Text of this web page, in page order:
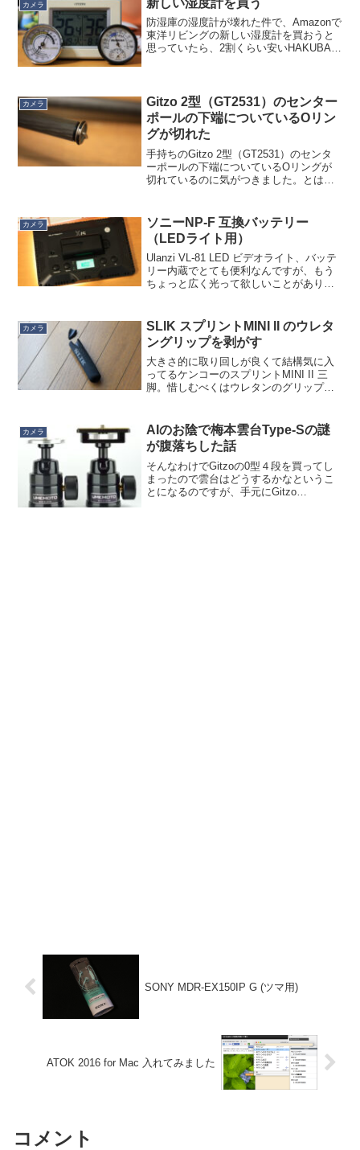
カメラ
防湿庫の湿度計が壊れた件で、Amazonで
東洋リビングの新しい湿度計を買おうと
思っていたら、2割くらい安いHAKUBAの
HAKUBAのは温...
カメラ
Gitzo 2型（GT2531）のセンター
ポールの下端についているOリン
グが切れた
手持ちのGitzo 2型（GT2531）のセンタ
ーポールの下端についているOリングが
切れているのに気がつきました。とはい
いかなと。Amazon で同寸と思われる
汎...
カメラ
ソニーNP-F 互換バッテリー
（LEDライト用）
Ulanzi VL-81 LED ビデオライト、バッテ
リー内蔵でとても便利なんですが、もう
ちょっと広く光って欲しいことがありま
なので、２台ともなると...
カメラ
SLIK スプリントMINI II のウレタ
ングリップを剥がす
大きさ的に取り回しが良くて結構気に入
ってるケンコーのスプリントMINI II 三
脚。惜しむべくはウレタンのグリップの
私が単にウレタングリップが苦手なだけ
です。とはいえ、...
カメラ
AIのお陰で梅本雲台Type-Sの謎
が腹落ちした話
そんなわけでGitzoの0型４段を買ってし
まったので雲台はどうするかなというこ
とになるのですが、手元にGitzo
SONY MDR-EX150IP G (ツマ用)
ATOK 2016 for Mac 入れてみました
コメント